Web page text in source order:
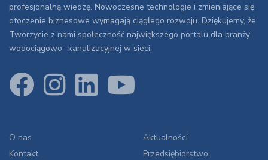
profesjonalną wiedzę. Nowoczesne technologie i zmieniające się
otoczenie biznesowe wymagają ciągłego rozwoju. Dziękujemy, że
Tworzycie z nami społeczność największego portalu dla branży
wodociągowo- kanalizacyjnej w sieci.
O nas
Kontakt
Aktualności
Przedsiębiorstwo